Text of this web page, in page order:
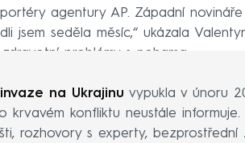
agentury AP. Západní
jsem seděla měsíc,“ ukázala
problémy s nohama.
invaze na Ukrajinu vypukla v únoru
krvavém konfliktu neustále
rozhovory s experty,